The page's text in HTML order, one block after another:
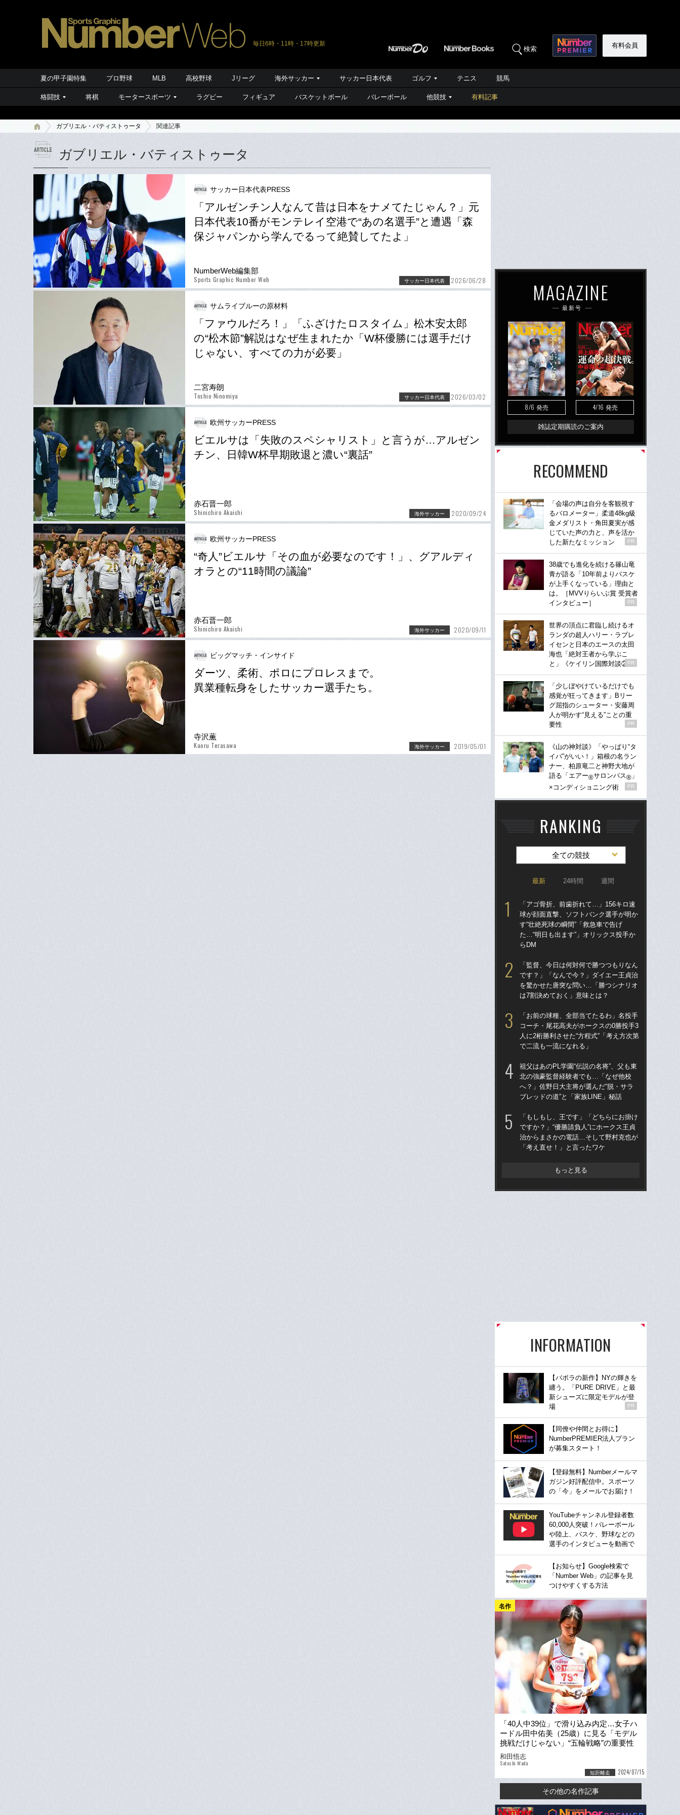
毎日6時・11時・17時更新
検索 有料会員
夏の甲子園特集 プロ野球 MLB 高校野球 Jリーグ 海外サッカー サッカー日本代表 ゴルフ テニス 競馬
格闘技 将棋 モータースポーツ ラグビー フィギュア バスケットボール バレーボール 他競技 有料記事
ガブリエル・バティストゥータ 関連記事
ガブリエル・バティストゥータ
サッカー日本代表PRESS
「アルゼンチン人なんて昔は日本をナメてたじゃん？」元
日本代表10番がモンテレイ空港で“あの名選手”と遭遇「森
保ジャパンから学んでるって絶賛してたよ」
NumberWeb編集部
Sports Graphic Number Web サッカー日本代表 2026/06/28
サムライブルーの原材料
「ファウルだろ！」「ふざけたロスタイム」松木安太郎
の“松木節”解説はなぜ生まれたか「W杯優勝には選手だけ
じゃない、すべての力が必要」
二宮寿朗
Toshio Ninomiya サッカー日本代表 2026/03/02
欧州サッカーPRESS
ビエルサは「失敗のスペシャリスト」と言うが…アルゼン
チン、日韓W杯早期敗退と濃い“裏話”
赤石晋一郎
Shinichiro Akaishi 海外サッカー 2020/09/24
欧州サッカーPRESS
“奇人”ビエルサ「その血が必要なのです！」、グアルディ
オラとの“11時間の議論”
赤石晋一郎
Shinichiro Akaishi 海外サッカー 2020/09/11
ビッグマッチ・インサイド
ダーツ、柔術、ポロにプロレスまで。
異業種転身をしたサッカー選手たち。
寺沢薫
Kaoru Terasawa 海外サッカー 2019/05/01
MAGAZINE
最新号
8/6 発売 4/16 発売
雑誌定期購読のご案内
RECOMMEND
「会場の声は自分を客観視す
るバロメーター」柔道48kg級
金メダリスト・角田夏実が感
じていた声の力と、声を活か
した新たなミッション
PR
38歳でも進化を続ける篠山竜
青が語る「10年前よりバスケ
が上手くなっている」理由と
は。［MVVりらいぶ賞 受賞者
インタビュー］
PR
世界の頂点に君臨し続けるオ
ランダの超人ハリー・ラブレ
イセンと日本のエースの太田
海也「絶対王者から学ぶこ
と」《ケイリン国際対談②》
PR
「少しぼやけているだけでも
感覚が狂ってきます」Bリー
グ屈指のシューター・安藤周
人が明かす“見える”ことの重
要性
PR
《山の神対談》「やっぱり“タ
イパ”がいい！」箱根の名ラン
ナー、柏原竜二と神野大地が
語る「エアー®サロンパス® 」
×コンディショニング術
PR
RANKING
全ての競技
最新 24時間 週間
「アゴ骨折、前歯折れて…」156キロ速
球が顔面直撃、ソフトバンク選手が明か
す“壮絶死球の瞬間”「救急車で告げ
た…“明日も出ます”」オリックス投手か
らDM
「監督、今日は何対何で勝つつもりなん
です？」「なんで今？」ダイエー王貞治
を驚かせた唐突な問い…「勝つシナリオ
は7割決めておく」意味とは？
「お前の球種、全部当てたるわ」名投手
コーチ・尾花高夫がホークスの0勝投手3
人に2桁勝利させた“方程式”「考え方次第
で二流も一流になれる」
祖父はあのPL学園“伝説の名将”、父も東
北の強豪監督経験者でも…「なぜ他校
へ？」佐野日大主将が選んだ“脱・サラ
ブレッドの道”と「家族LINE」秘話
「もしもし、王です」「どちらにお掛け
ですか？」“優勝請負人”にホークス王貞
治からまさかの電話…そして野村克也が
「考え直せ！」と言ったワケ
もっと見る
INFORMATION
【バボラの新作】NYの輝きを
纏う。「PURE DRIVE」と最
新シューズに限定モデルが登
場
PR
【同僚や仲間とお得に】
NumberPREMIER法人プラン
が募集スタート！
【登録無料】Numberメールマ
ガジン好評配信中。スポーツ
の「今」をメールでお届け！
YouTubeチャンネル登録者数
60,000人突破！バレーボール
や陸上、バスケ、野球などの
選手のインタビューを動画で
【お知らせ】Google検索で
「Number Web」の記事を見
つけやすくする方法
名作
「40人中39位」で滑り込み内定…女子ハ
ードル田中佑美（25歳）に見る「モデル
挑戦だけじゃない」“五輪戦略”の重要性
「標準記録はマストではない」
和田悟志
Satoshi Wada
短距離走 2024/07/15
その他の名作記事